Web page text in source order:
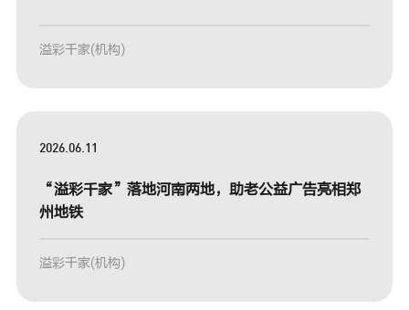
溢彩千家(机构)
2026.06.11
“溢彩千家”落地河南两地，助老公益广告亮相郑
州地铁
溢彩千家(机构)